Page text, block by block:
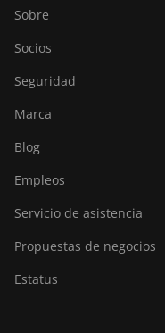
Sobre
Socios
Seguridad
Marca
Blog
Empleos
Servicio de asistencia
Propuestas de negocios
Estatus